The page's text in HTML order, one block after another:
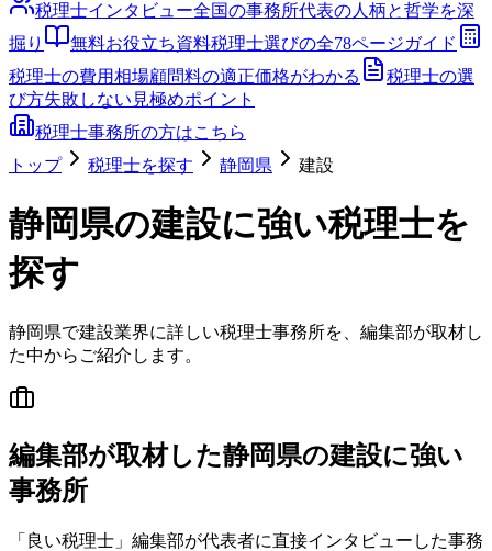
税理士インタビュー全国の事務所代表の人柄と哲学を深
掘り
無料お役立ち資料税理士選びの全78ページガイド
税理士の費用相場顧問料の適正価格がわかる
税理士の選
び方失敗しない見極めポイント
税理士事務所の方はこちら
トップ
税理士を探す 静岡県 建設
静岡県の建設に強い税理士を
探す
静岡県で建設業界に詳しい税理士事務所を、編集部が取材し
た中からご紹介します。
編集部が取材した静岡県の建設に強い
事務所
「良い税理士」編集部が代表者に直接インタビューした事務